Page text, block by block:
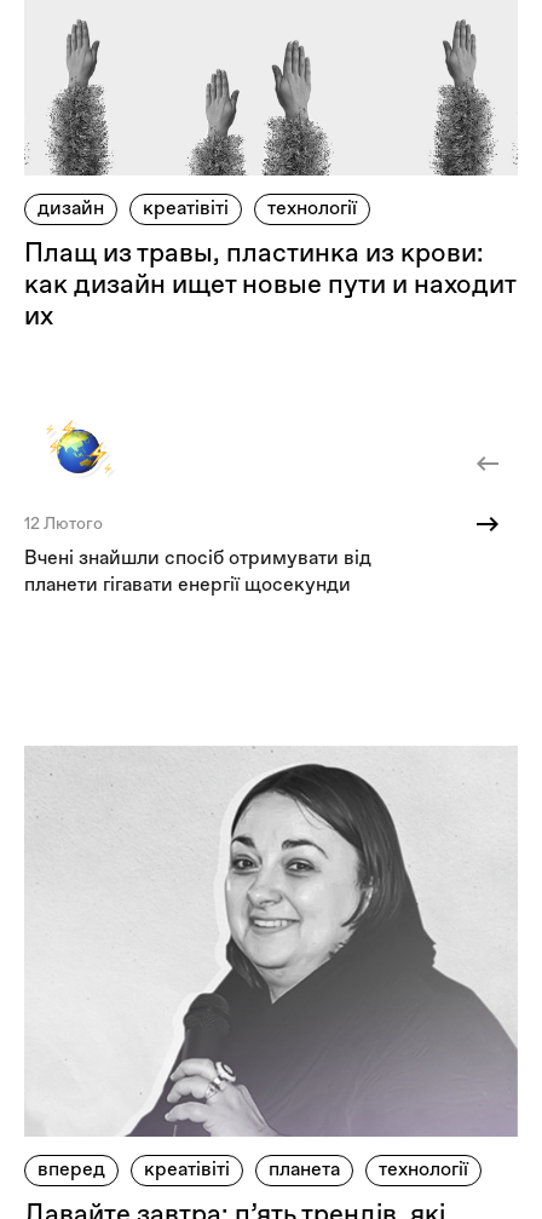
дизайн креатівіті технології
Плащ из травы, пластинка из крови:
как дизайн ищет новые пути и находит
их
12 Лютого
Вчені знайшли спосіб отримувати від
планети гігавати енергії щосекунди
вперед креатівіті планета технології